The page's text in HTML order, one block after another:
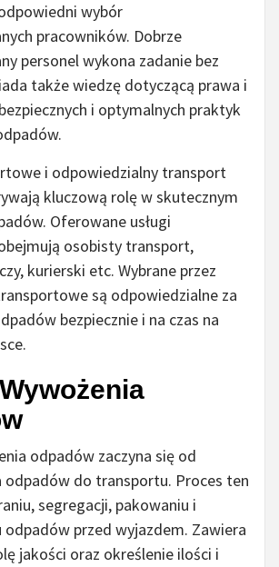
wybór
pracowników. Dobrze
personel wykona zadanie bez
także wiedzę dotyczącą prawa i
i optymalnych praktyk
i odpowiedzialny transport
kluczową rolę w skutecznym
Oferowane usługi
osobisty transport,
kurierski etc. Wybrane przez
są odpowiedzialne za
bezpiecznie i na czas na
odpadów zaczyna się od
do transportu. Proces ten
segregacji, pakowaniu i
odpadów przed wyjazdem. Zawiera
jakości oraz określenie ilości i